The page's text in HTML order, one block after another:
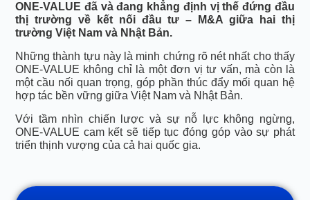
ONE-VALUE đã và đang khẳng định vị thế đứng đầu
thị trường về kết nối đầu tư – M&A giữa hai thị
trường Việt Nam và Nhật Bản.
Những thành tựu này là minh chứng rõ nét nhất cho thấy
ONE-VALUE không chỉ là một đơn vị tư vấn, mà còn là
một cầu nối quan trọng, góp phần thúc đẩy mối quan hệ
hợp tác bền vững giữa Việt Nam và Nhật Bản.
Với tầm nhìn chiến lược và sự nỗ lực không ngừng,
ONE-VALUE cam kết sẽ tiếp tục đóng góp vào sự phát
triển thịnh vượng của cả hai quốc gia.